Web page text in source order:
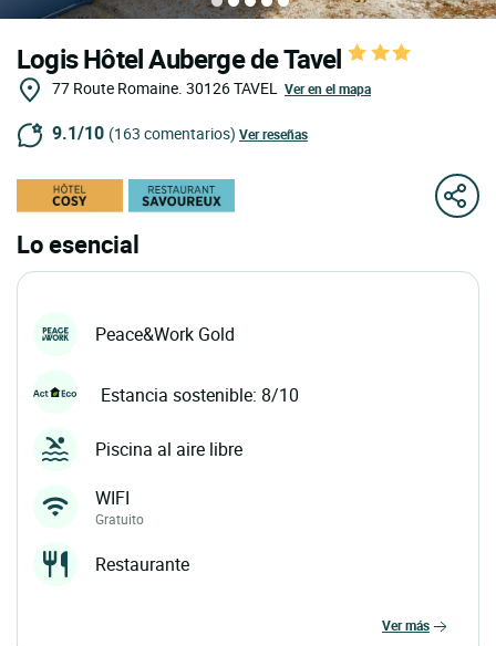
Logis Hôtel Auberge de Tavel
77 Route Romaine. 30126TAVEL Ver en el mapa
9.1/10 (163 comentarios) Ver reseñas
Lo esencial
Peace&Work Gold
Estancia sostenible: 8/10
Piscina al aire libre
WIFI
Gratuito
Restaurante
ver más